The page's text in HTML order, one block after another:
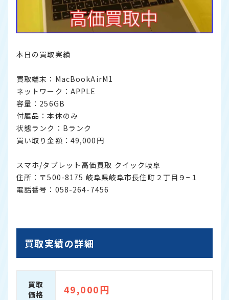
本日の買取実績
買取端末：MacBookAirM1
ネットワーク：APPLE
容量：256GB
付属品：本体のみ
状態ランク：Bランク
買い取り金額：49,000円
スマホ/タブレット高価買取 クイック岐阜
住所：〒500-8175 岐阜県岐阜市長住町２丁目９−１
電話番号：058-264-7456
買取実績の詳細
買取
価格
49,000円